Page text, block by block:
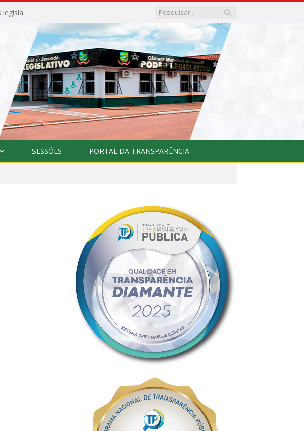
Câmara Municipal de Jacundá abre oficialmente os trabalhos legislativos de 2026
SESSÕES PORTAL DA TRANSPARÊNCIA